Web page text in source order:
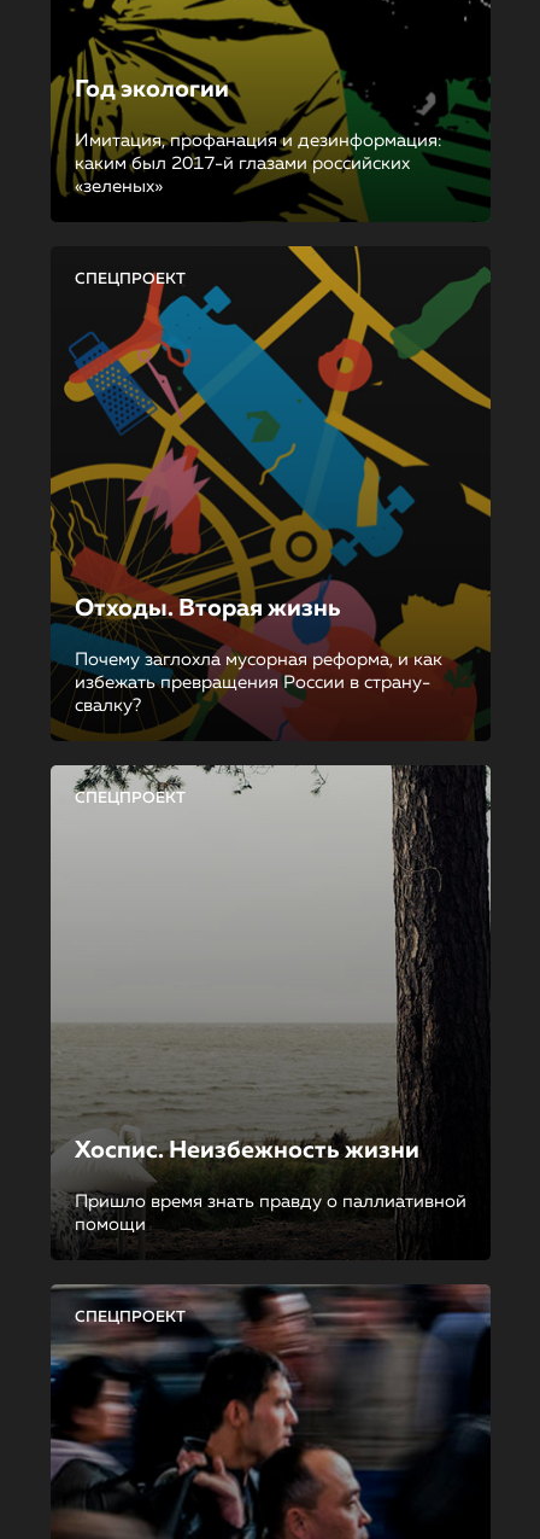
Год экологии
Имитация, профанация и дезинформация:
каким был 2017-й глазами российских
«зеленых»
СПЕЦПРОЕКТ
Отходы. Вторая жизнь
Почему заглохла мусорная реформа, и как
избежать превращения России в страну-
свалку?
СПЕЦПРОЕКТ
Хоспис. Неизбежность жизни
Пришло время знать правду о паллиативной
помощи
СПЕЦПРОЕКТ